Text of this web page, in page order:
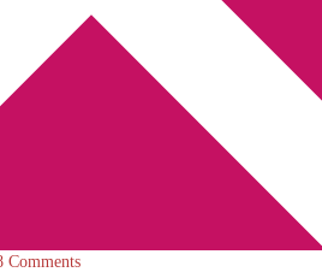
Bokbloggsjerka 28
28
1 oktober
Comments